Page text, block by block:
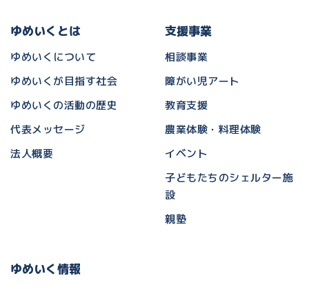
ゆめいくとは
ゆめいくについて
ゆめいくが目指す社会
ゆめいくの活動の歴史
代表メッセージ
法人概要
支援事業
相談事業
障がい児アート
教育支援
農業体験・料理体験
イベント
子どもたちのシェルター施
設
親塾
ゆめいく情報